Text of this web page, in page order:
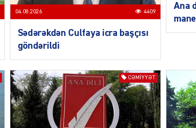
DÜNYA
04.08.2026 4409
Sədərəkdən Culfaya icra başçısı
göndərildi
Ana
CƏMIYYƏT